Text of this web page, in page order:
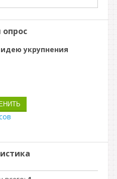
укрупнения